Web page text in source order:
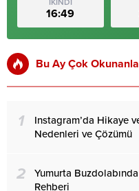
İKİNDİ
16:49
Bu Ay Çok
1
Instagram’da Hikaye
Nedenleri ve Çözümü
2
Yumurta
Rehberi